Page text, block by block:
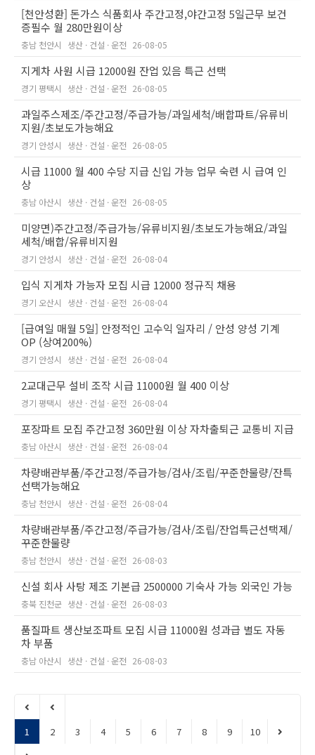
[천안성환] 돈가스 식품회사 주간고정,야간고정 5일근무 보건
증필수 월 280만원이상
충남 천안시 생산 · 건설 · 운전 26-08-05
지게차 사원 시급 12000원 잔업 있음 특근 선택
경기 평택시 생산 · 건설 · 운전 26-08-05
과일주스제조/주간고정/주급가능/과일세척/배합파트/유류비
지원/초보도가능해요
경기 안성시 생산 · 건설 · 운전 26-08-05
시급 11000 월 400 수당 지급 신입 가능 업무 숙련 시 급여 인
상
충남 아산시 생산 · 건설 · 운전 26-08-05
미양면)주간고정/주급가능/유류비지원/초보도가능해요/과일
세척/배합/유류비지원
경기 안성시 생산 · 건설 · 운전 26-08-04
입식 지게차 가능자 모집 시급 12000 정규직 채용
경기 오산시 생산 · 건설 · 운전 26-08-04
[급여일 매월 5일] 안정적인 고수익 일자리 / 안성 양성 기계
OP (상여200%)
경기 안성시 생산 · 건설 · 운전 26-08-04
2교대근무 설비 조작 시급 11000원 월 400 이상
경기 평택시 생산 · 건설 · 운전 26-08-04
포장파트 모집 주간고정 360만원 이상 자차출퇴근 교통비 지급
충남 아산시 생산 · 건설 · 운전 26-08-04
차량배관부품/주간고정/주급가능/검사/조립/꾸준한물량/잔특
선택가능해요
충남 천안시 생산 · 건설 · 운전 26-08-04
차량배관부품/주간고정/주급가능/검사/조립/잔업특근선택제/
꾸준한물량
충남 천안시 생산 · 건설 · 운전 26-08-03
신설 회사 사탕 제조 기본급 2500000 기숙사 가능 외국인 가능
충북 진천군 생산 · 건설 · 운전 26-08-03
품질파트 생산보조파트 모집 시급 11000원 성과급 별도 자동
차 부품
충남 아산시 생산 · 건설 · 운전 26-08-03
1 2 3 4 5 6 7 8 9 10